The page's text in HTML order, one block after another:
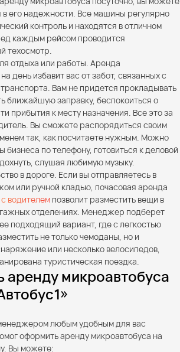
в его надежности. Все машины регулярно
контроль и находятся в отличном
каждым рейсом проводится
техосмотр.
отдыха или работы. Аренда
день избавит вас от забот, связанных с
Вам не придется прокладывать
ближайшую заправку, беспокоиться о
прибытия к месту назначения. Все это за
Вы сможете распорядиться своим
так, как посчитаете нужным. Можно
бизнеса по телефону, готовиться к деловой
слушая любимую музыку.
в дороге. Если вы отправляетесь в
или ручной кладью, почасовая аренда
водителем позволит разместить вещи в
отделениях. Менеджер подберет
подходящий вариант, где с легкостью
не только чемоданы, но и
или несколько велосипедов,
туристическая поездка.
аренду микроавтобуса
любым удобным для вас
оформить аренду микроавтобуса на
Вы можете: